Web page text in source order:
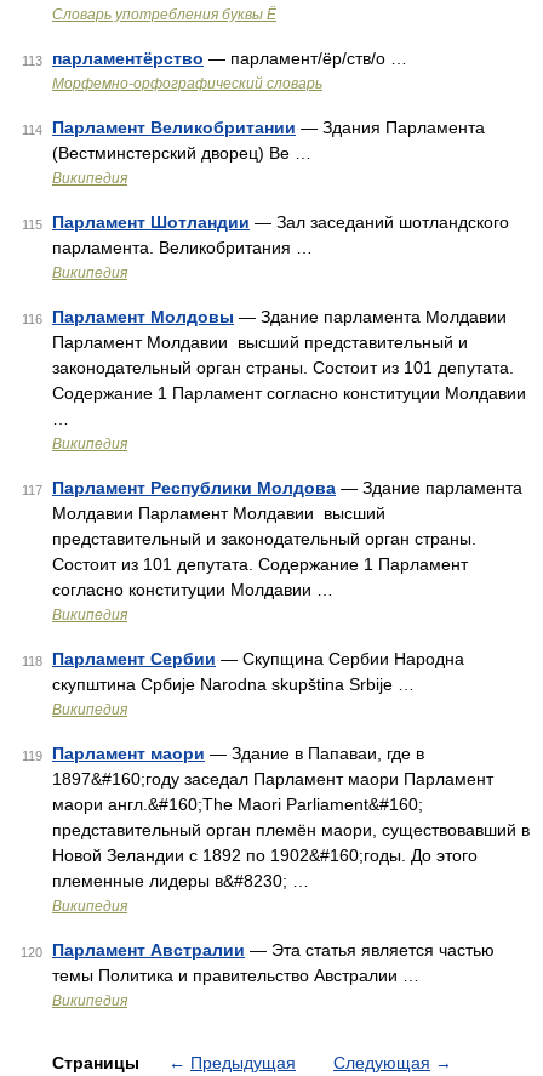
Словарь употребления буквы Ё
113 парламентёрство — парламент/ёр/ств/о …
Морфемно-орфографический словарь
114 Парламент Великобритании — Здания Парламента
(Вестминстерский дворец) Ве …
Википедия
115 Парламент Шотландии — Зал заседаний шотландского
парламента. Великобритания …
Википедия
116 Парламент Молдовы — Здание парламента Молдавии
Парламент Молдавии высший представительный и
законодательный орган страны. Состоит из 101 депутата.
Содержание 1 Парламент согласно конституции Молдавии
Википедия
117 Парламент Республики Молдова — Здание парламента
Молдавии Парламент Молдавии высший
представительный и законодательный орган страны.
Состоит из 101 депутата. Содержание 1 Парламент
согласно конституции Молдавии …
Википедия
118 Парламент Сербии — Скупщина Cербии Народна
скупштина Србије Narodna skupština Srbije …
Википедия
119 Парламент маори — Здание в Папаваи, где в
1897&#160;году заседал Парламент маори Парламент
маори англ.&#160;The Maori Parliament&#160;
представительный орган племён маори, существовавший в
Новой Зеландии с 1892 по 1902&#160;годы. До этого
племенные лидеры в&#8230; …
Википедия
120 Парламент Австралии — Эта статья является частью
темы Политика и правительство Австралии …
Википедия
Страницы ← Предыдущая Следующая →